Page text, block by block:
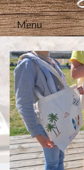
Menu